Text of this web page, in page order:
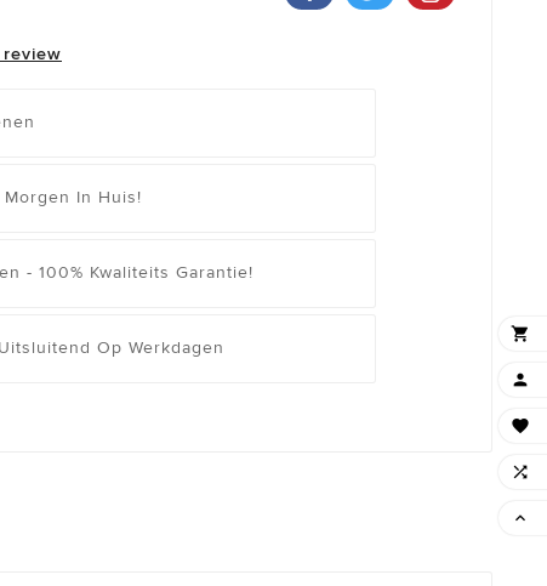
In Huis!
- 100% Kwaliteits Garantie!
Op Werkdagen




